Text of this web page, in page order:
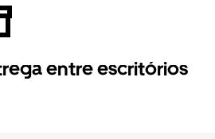
entre escritórios